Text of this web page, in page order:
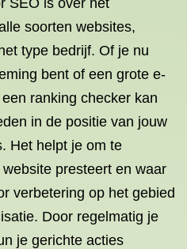
SEO is over het
soorten websites,
type bedrijf. Of je nu
bent of een grote e-
ranking checker kan
in de positie van jouw
Het helpt je om te
presteert en waar
verbetering op het gebied
Door regelmatig je
je gerichte acties